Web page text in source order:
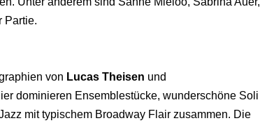
Partie.
von Lucas Theisen und
dominieren Ensemblestücke, wunderschöne Soli
mit typischem Broadway Flair zusammen. Die